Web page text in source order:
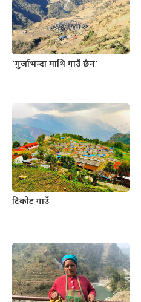
‘गुर्जाभन्दा माथि गाउँ छैन’
टिकोट गाउँ